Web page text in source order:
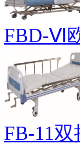
FBD-Ⅵ
FB-11